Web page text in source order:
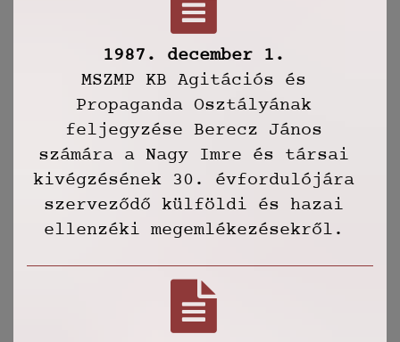
1987. december 1.
MSZMP KB Agitációs és
Propaganda Osztályának
feljegyzése Berecz János
számára a Nagy Imre és társai
kivégzésének 30. évfordulójára
szerveződő külföldi és hazai
ellenzéki megemlékezésekről.